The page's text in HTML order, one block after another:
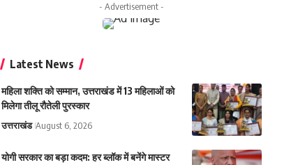
- Advertisement -
Latest News
महिला शक्ति को सम्मान, उत्तराखंड में 13 महिलाओं को
मिलेगा तीलू रौतेली पुरस्कार
उत्तराखंड August 6, 2026
योगी सरकार का बड़ा कदम: हर ब्लॉक में बनेंगे मास्टर